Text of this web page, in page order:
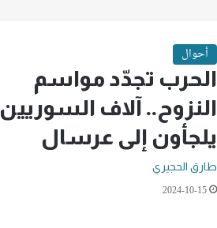
أحوال
الحرب تجدّد مواسم
النزوح.. آلاف السوريين
يلجأون إلى عرسال
طارق الحجيري
2024-10-15